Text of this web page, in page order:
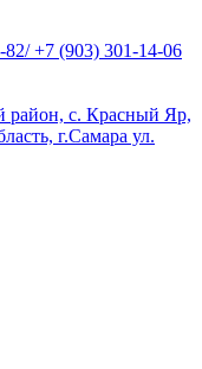
+7 (903) 301-14-06
район, с. Красный Яр,
г.Самара ул.